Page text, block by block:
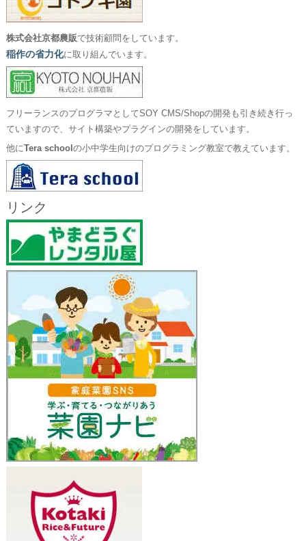
株式会社京都農販で技術顧問をしています。
稲作の省力化に取り組んでいます。
フリーランスのプログラマとしてSOY CMS/Shopの開発も引き続き行っ
ていますので、サイト構築やプラグインの開発をしています。
他にTera school の小中学生向けのプログラミング教室で教えています。
リンク